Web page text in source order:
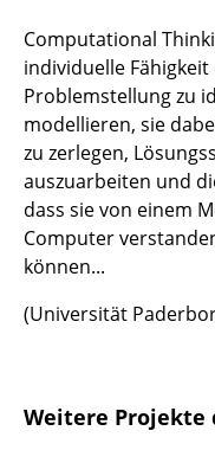
Computational
individuelle
Problemstellung zu
modellieren, sie
zu zerlegen,
auszuarbeiten und
dass sie von einem
Computer
können...
(Universität
Weitere Projekte